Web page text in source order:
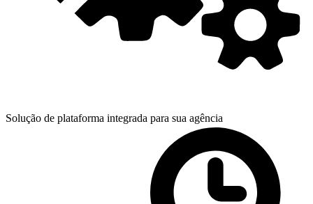
Solução de plataforma integrada para sua agência